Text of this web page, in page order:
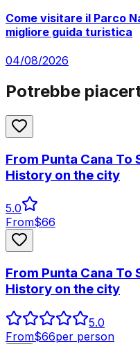
Come visitare il Parco
migliore guida turistica
04/08/2026
Potrebbe
From Punta Cana To
History on the city
5.0
From$66
From Punta Cana To
History on the city
5.0
From$66per person